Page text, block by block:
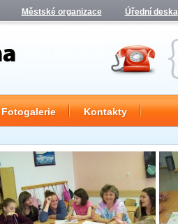
Městské organizace Úřední deska
Fotogalerie Kontakty